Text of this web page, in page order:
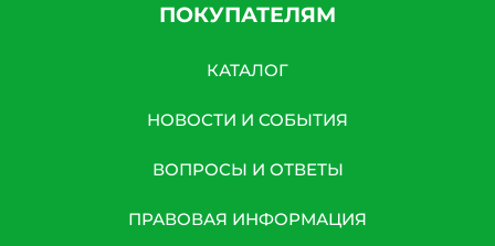
ПОКУПАТЕЛЯМ
КАТАЛОГ
НОВОСТИ И СОБЫТИЯ
ВОПРОСЫ И ОТВЕТЫ
ПРАВОВАЯ ИНФОРМАЦИЯ